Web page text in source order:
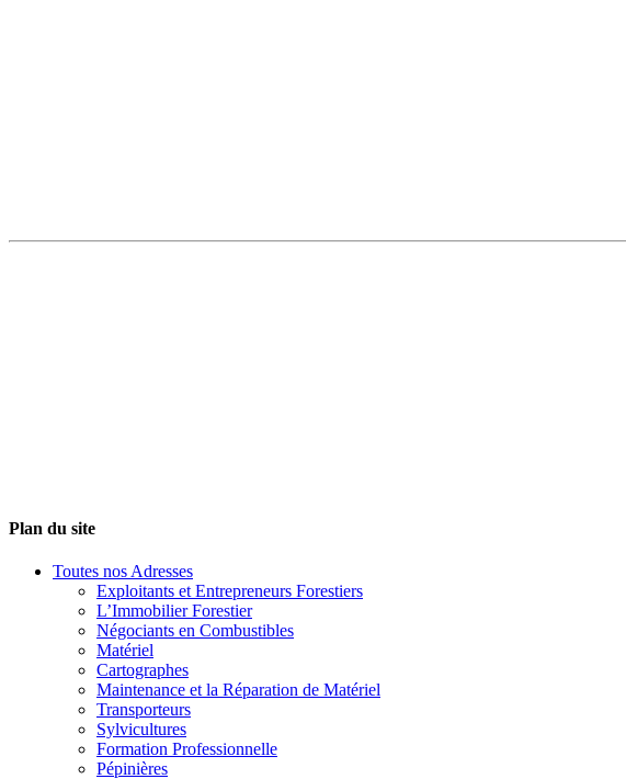
Plan du site
Toutes nos Adresses
Exploitants et Entrepreneurs Forestiers
L’Immobilier Forestier
Négociants en Combustibles
Matériel
Cartographes
Maintenance et la Réparation de Matériel
Transporteurs
Sylvicultures
Formation Professionnelle
Pépinières